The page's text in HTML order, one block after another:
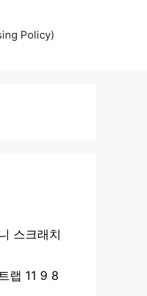
Policy)
스크래치
랩 11 9 8